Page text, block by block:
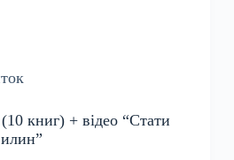
книг) + відео “Стати